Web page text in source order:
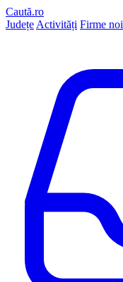
Caută.ro
Județe Activități Firme noi